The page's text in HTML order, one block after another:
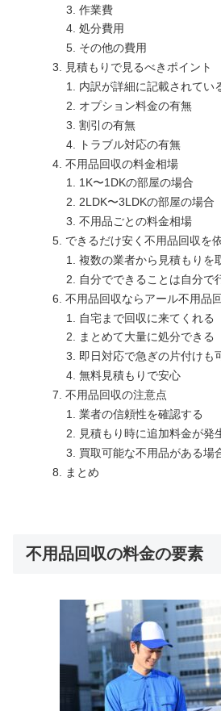
作業費
処分費用
その他の費用
見積もりで見るべきポイント
内訳が詳細に記載されてい
オプション料金の有無
割引の有無
トラブル対応の有無
不用品回収の料金相場
1K〜1DKの部屋の場合
2LDK〜3LDKの部屋の場合
不用品ごとの料金相場
できるだけ安く不用品回収を
複数の業者から見積もりを
自分でできることは自分で
不用品回収ならアール不用品
自宅まで回収に来てくれる
まとめて大量に処分できる
即日対応で急ぎの片付けも
無料見積もりで安心
不用品回収の注意点
業者の信頼性を確認する
見積もり時に追加料金が発
買取可能な不用品がある場
まとめ
不用品回収の料金の要素